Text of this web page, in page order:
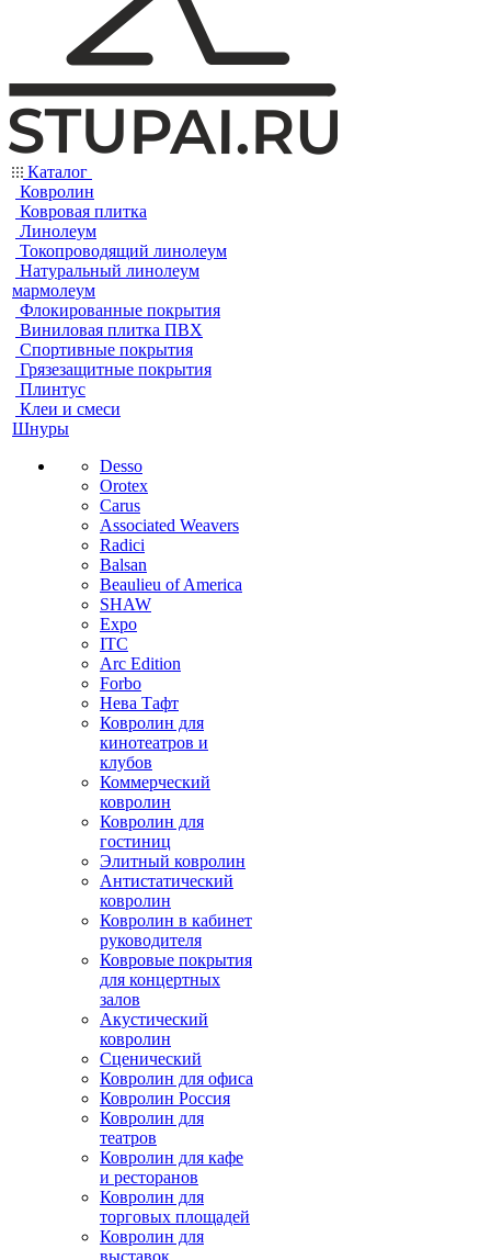
Каталог
Ковролин
Ковровая плитка
Линолеум
Токопроводящий линолеум
Натуральный линолеум
мармолеум
Флокированные покрытия
Виниловая плитка ПВХ
Спортивные покрытия
Грязезащитные покрытия
Плинтус
Клеи и смеси
Шнуры
Desso
Orotex
Carus
Associated Weavers
Radici
Balsan
Beaulieu of America
SHAW
Expo
ITC
Arc Edition
Forbo
Нева Тафт
Ковролин для
кинотеатров и
клубов
Коммерческий
ковролин
Ковролин для
гостиниц
Элитный ковролин
Антистатический
ковролин
Ковролин в кабинет
руководителя
Ковровые покрытия
для концертных
залов
Акустический
ковролин
Сценический
Ковролин для офиса
Ковролин Россия
Ковролин для
театров
Ковролин для кафе
и ресторанов
Ковролин для
торговых площадей
Ковролин для
выставок